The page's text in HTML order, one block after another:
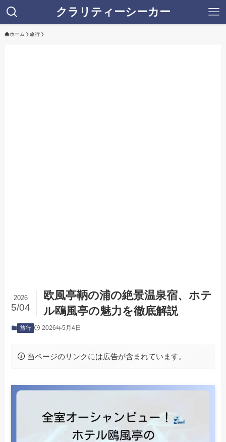
クラリティーシーカー
ホーム 旅行
欧風亭鞆の浦の絶景温泉宿、ホテ
ル鴎風亭の魅力を徹底解説
2026
5/04
旅行 2026年5月4日
当ページのリンクには広告が含まれています。